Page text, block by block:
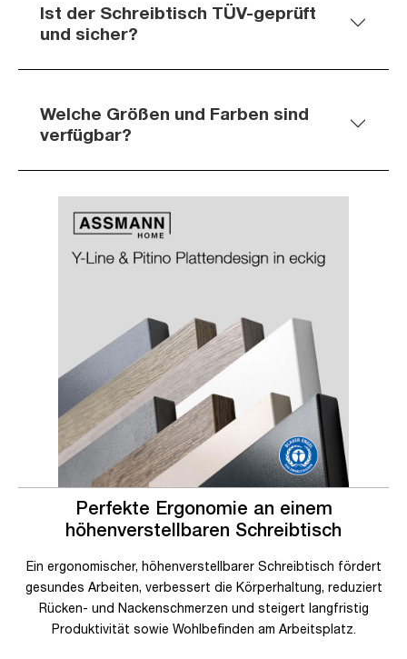
Ist der Schreibtisch TÜV-geprüft
und sicher?
Welche Größen und Farben sind
verfügbar?
Perfekte Ergonomie an einem
höhenverstellbaren Schreibtisch
Ein ergonomischer, höhenverstellbarer Schreibtisch fördert
gesundes Arbeiten, verbessert die Körperhaltung, reduziert
Rücken- und Nackenschmerzen und steigert langfristig
Produktivität sowie Wohlbefinden am Arbeitsplatz.